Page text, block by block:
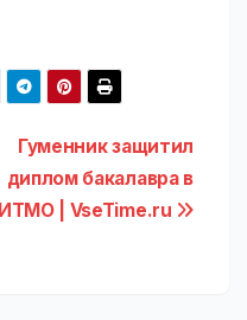
Гуменник защитил
диплом бакалавра в
ИТМО | VseTime.ru